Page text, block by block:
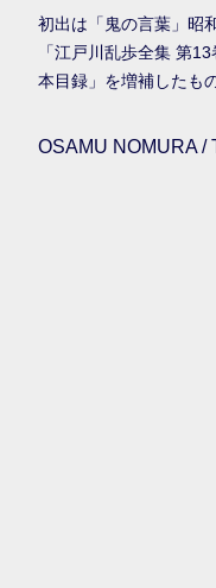
初出は「鬼の言葉」昭
「江戸川乱歩全集 第
本目録」を増補したもの
OSAMU NOMURA /